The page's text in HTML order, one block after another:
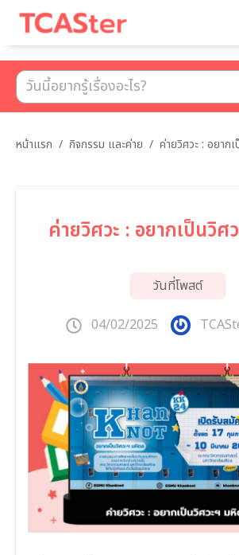
หน้าแรก / กิจกรรม และค่าย / ค่ายวิศวะ : อยาก
ค่ายวิศวะ : อยากเป็นวิศ
วันที่โพสต์
04/02/2025